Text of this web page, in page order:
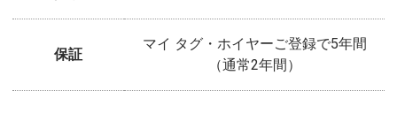
保証
マイ タグ・ホイヤーご登録で5年間
（通常2年間）